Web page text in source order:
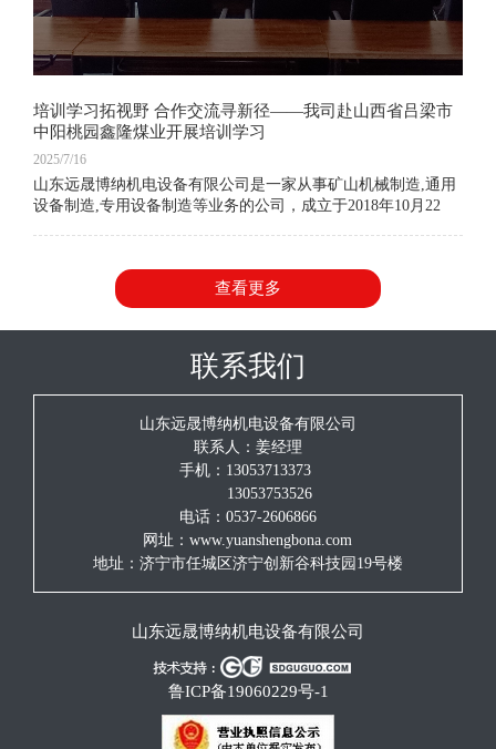
培训学习拓视野 合作交流寻新径——我司赴山西省吕梁市
中阳桃园鑫隆煤业开展培训学习
2025/7/16
山东远晟博纳机电设备有限公司是一家从事矿山机械制造,通用
设备制造,专用设备制造等业务的公司，成立于2018年10月22
持树德躬耕、浩博存纳的创企信念，质量为本、科技创新的发
展理念，诚实守信、互惠双赢的服务宗旨。愿与各界朋友并肩
携手、真诚合作、共同发展！
查看更多
联系我们
山东远晟博纳机电设备有限公司
联系人：姜经理
手机：13053713373
13053753526
电话：0537-2606866
网址：www.yuanshengbona.com
地址：济宁市任城区济宁创新谷科技园19号楼
山东远晟博纳机电设备有限公司
鲁ICP备19060229号-1